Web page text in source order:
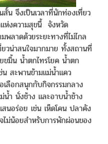
สั้น จึงเป็นเวลาที่นักท่องเที่ยว
แห่งความสุขนี้ จังหวัด
ลาดด้วยระยะทางที่ไม่ไกล
วน่าสนใจมากมาย ทั้งสถานที่
ขมิ้น น้ำตกไทรโยค น้ำตก
สะพานข้ามแม่น้ำแคว
เลือกสนุกกับกิจกรรมกลาง
ำ นั่งช้าง และอาบน้ำช้าง
นอร่อย เช่น เห็ดโคน ปลาคัง
ม่น้อยสำหรับการพักผ่อนของ